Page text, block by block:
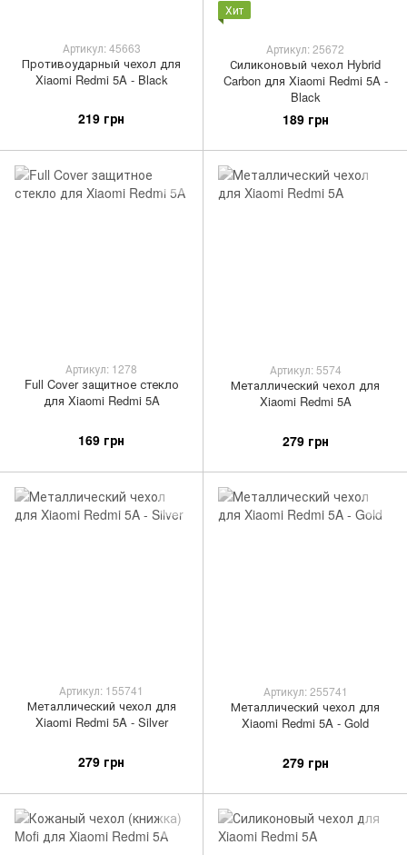
Артикул: 45663
Противоударный чехол для
Xiaomi Redmi 5A - Black
219 грн
Хит
Артикул: 25672
Силиконовый чехол Hybrid
Carbon для Xiaomi Redmi 5A -
Black
189 грн
Артикул: 1278
Full Cover защитное стекло
для Xiaomi Redmi 5A
169 грн
Артикул: 5574
Металлический чехол для
Xiaomi Redmi 5A
279 грн
Артикул: 155741
Металлический чехол для
Xiaomi Redmi 5A - Silver
279 грн
Артикул: 255741
Металлический чехол для
Xiaomi Redmi 5A - Gold
279 грн